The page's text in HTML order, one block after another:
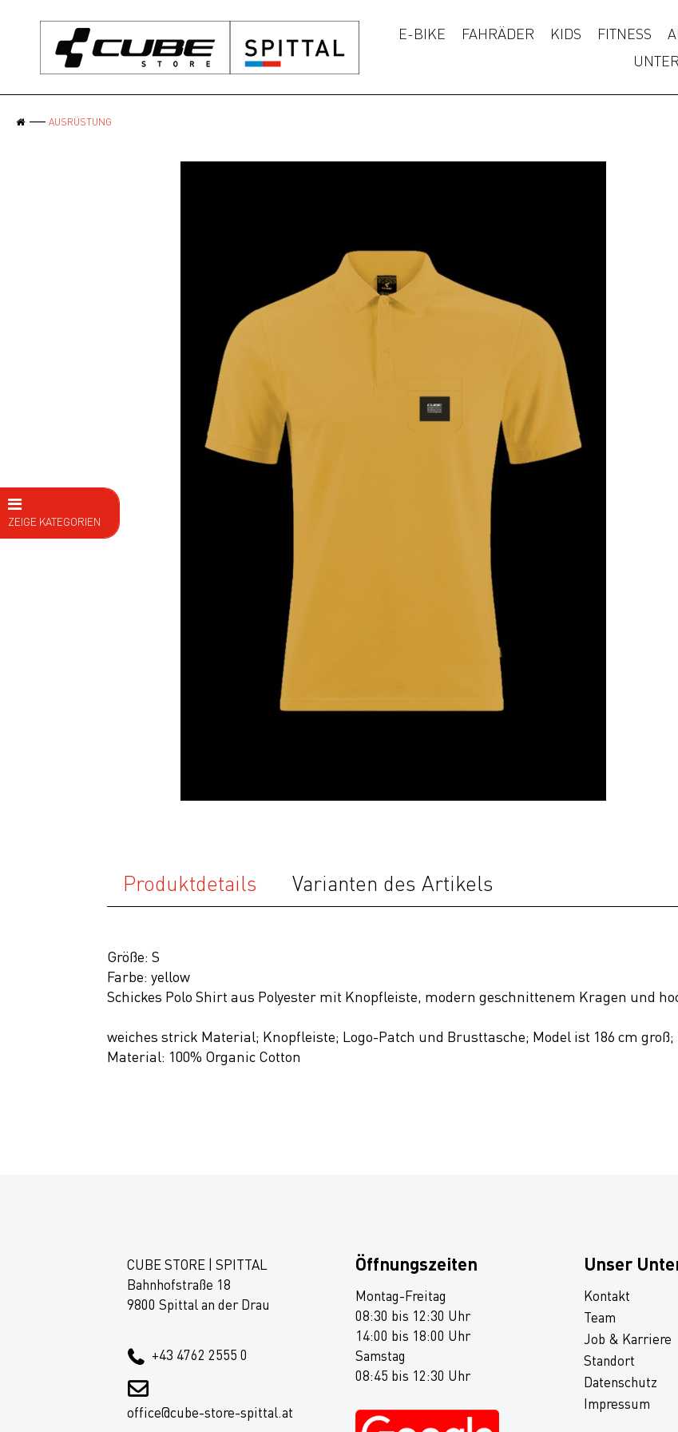
E-BIKE FAHRÄDER KIDS FITNESS
AUSRÜSTUNG
ZEIGE KATEGORIEN
Produktdetails Varianten des Artikels
Größe: S
Farbe: yellow
Schickes Polo Shirt aus Polyester mit Knopfleiste, modern geschnittenem Kragen und
weiches strick Material; Knopfleiste; Logo-Patch und Brusttasche; Model ist 186 cm
Material: 100% Organic Cotton
CUBE STORE | SPITTAL
Bahnhofstraße 18
9800 Spittal an der Drau
+43 4762 2555 0
office@cube-store-spittal.at
Öffnungszeiten
Montag-Freitag
08:30 bis 12:30 Uhr
14:00 bis 18:00 Uhr
Samstag
08:45 bis 12:30 Uhr
Unser
Kontakt
Team
Job & Karriere
Standort
Datenschutz
Impressum